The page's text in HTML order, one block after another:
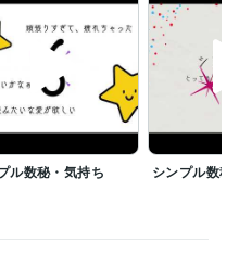
。
ル数秘・気持ち シンプル数秘